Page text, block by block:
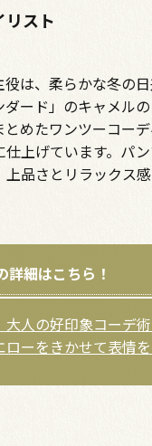
リスト
は、柔らかな冬の
ダード」のキャメル
とめたワンツーコー
仕上げています。パ
上品さとリラックス
詳細はこちら！
大人の好印象コーデ
ローをきかせて表情